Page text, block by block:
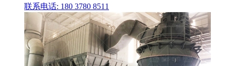
联系电话: 180 3780 8511